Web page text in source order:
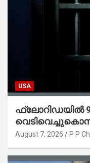
USA
ഫ്ലോറിഡയിൽ
August 7, 2026 P P